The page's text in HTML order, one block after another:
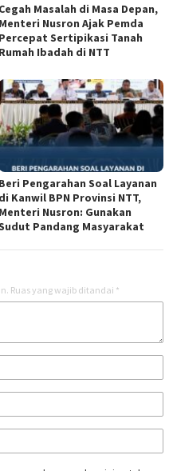
Cegah Masalah di Masa Depan,
Menteri Nusron Ajak Pemda
Percepat Sertipikasi Tanah
Rumah Ibadah di NTT
Beri Pengarahan Soal Layanan
di Kanwil BPN Provinsi NTT,
Menteri Nusron: Gunakan
Pandang Masyarakat
Ruas yang wajib ditandai *